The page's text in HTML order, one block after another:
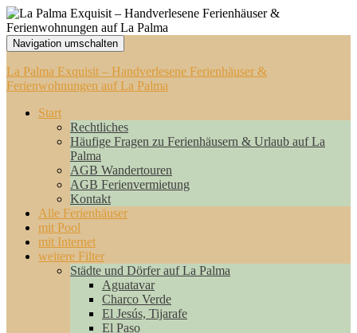
Navigation umschalten
La Palma Exquisit – Handverlesene Ferienhäuser &
Ferienwohnungen auf La Palma
Start
Rechtliches
Häufige Fragen zu Ferienhäusern & Urlaub auf La
Palma
AGB Wandertouren
AGB Ferienvermietung
Kontakt
Alle Ferienhäuser
mit Pool
mit Internet
weitere Filter
Städte und Dörfer auf La Palma
Aguatavar
Charco Verde
El Jesús, Tijarafe
El Paso